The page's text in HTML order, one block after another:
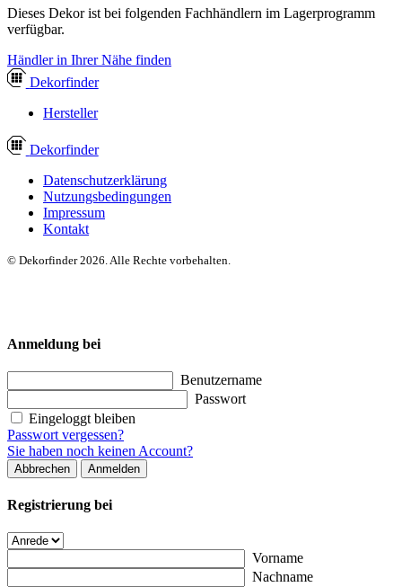
Dieses Dekor ist bei folgenden Fachhändlern im Lagerprogramm
verfügbar.
Händler in Ihrer Nähe finden
Dekorfinder
Hersteller
Dekorfinder
Datenschutzerklärung
Nutzungsbedingungen
Impressum
Kontakt
© Dekorfinder 2026. Alle Rechte vorbehalten.
Anmeldung bei
Benutzername
Passwort
Eingeloggt bleiben
Passwort vergessen?
Sie haben noch keinen Account?
Abbrechen Anmelden
Registrierung bei
Vorname
Nachname